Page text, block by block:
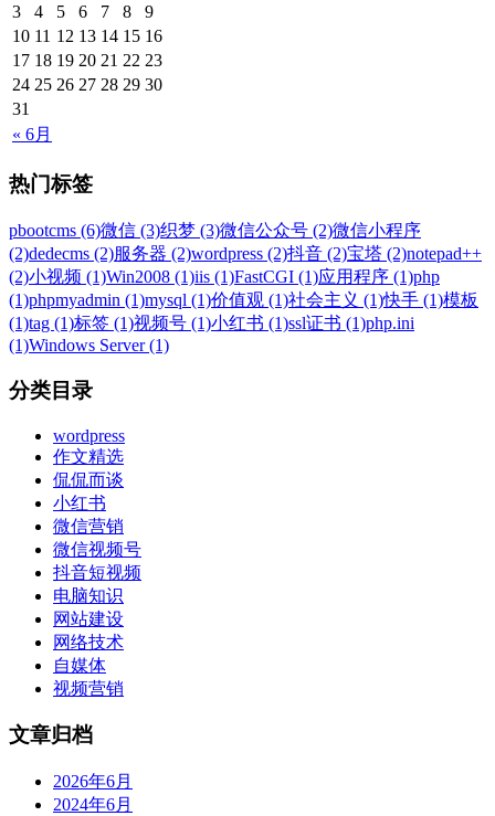
« 6月
3
4 5 6 7 8
9
10 11 12 13 14 15 16
17 18 19 20 21 22 23
24 25 26 27 28 29 30
31
热门标签
pbootcms (6)微信 (3)织梦 (3)微信公众号 (2)微信小程序
(2)dedecms (2)服务器 (2)wordpress (2)抖音 (2)宝塔 (2)notepad++
(2)小视频 (1)Win2008 (1)iis (1)FastCGI (1)应用程序 (1)php
(1)phpmyadmin (1)mysql (1)价值观 (1)社会主义 (1)快手 (1)模板
(1)tag (1)标签 (1)视频号 (1)小红书 (1)ssl证书 (1)php.ini
(1)Windows Server (1)
分类目录
wordpress
作文精选
侃侃而谈
小红书
微信营销
微信视频号
抖音短视频
电脑知识
网站建设
网络技术
自媒体
视频营销
文章归档
2026年6月
2024年6月